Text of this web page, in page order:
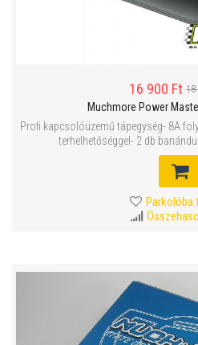
16 900 Ft 18
Muchmore Power
Profi kapcsolóüzemű tápegység- 8A
terhelhetőséggel- 2 db
Parkolóba